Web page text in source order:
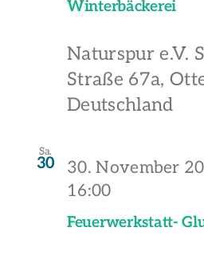
Winterbäckerei
Naturspur e.V.
Straße 67a,
Deutschland
Sa.
30
Feuerwerkstatt-
30. November
16:00